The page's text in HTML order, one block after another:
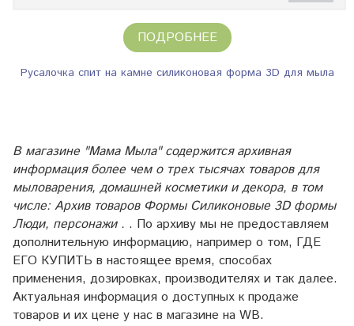
ПОДРОБНЕЕ
Русалочка спит на камне силиконовая форма 3D для мыла
В магазине "Мама Мыла" содержится архивная
информация более чем о трех тысячах товаров для
мыловарения, домашней косметики и декора, в том
числе: Архив товаров Формы Силиконовые 3D формы
Люди, персонажи . . По архиву мы не предоставляем
дополнительную информацию, например о том, ГДЕ
ЕГО КУПИТЬ в настоящее время, способах
применения, дозировках, производителях и так далее.
Актуальная информация о доступных к продаже
товаров и их цене у нас в магазине на WB.